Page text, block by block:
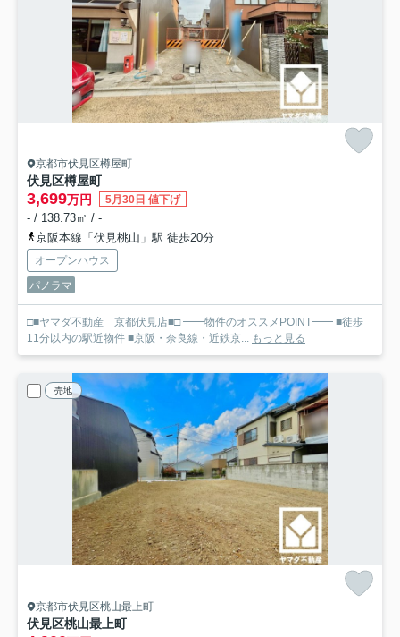
京都市伏見区樽屋町
伏見区樽屋町
3,699万円 5月30日 値下げ
- / 138.73㎡ / -
京阪本線「伏見桃山」駅 徒歩20分
オープンハウス
パノラマ
□■ヤマダ不動産 京都伏見店■□ ━━物件のオススメPOINT━━ ■徒歩
11分以内の駅近物件 ■京阪・奈良線・近鉄京...
もっと見る
売地
京都市伏見区桃山最上町
伏見区桃山最上町